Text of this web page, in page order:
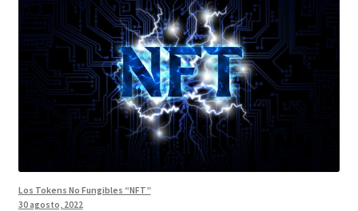
Los Tokens No Fungibles “NFT”
30 agosto, 2022